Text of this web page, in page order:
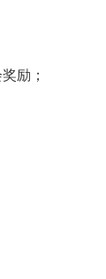
励；